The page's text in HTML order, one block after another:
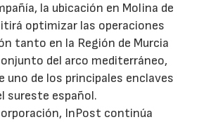
la ubicación en Molina de
optimizar las operaciones
tanto en la Región de Murcia
del arco mediterráneo,
uno de los principales enclaves
sureste español.
InPost continúa